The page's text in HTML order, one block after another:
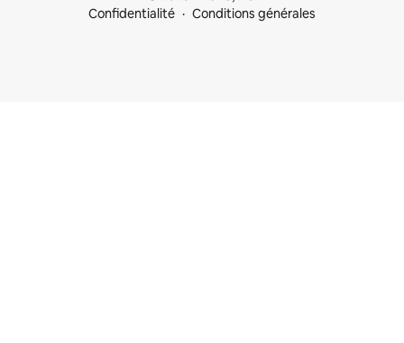
Confidentialité
Conditions générales